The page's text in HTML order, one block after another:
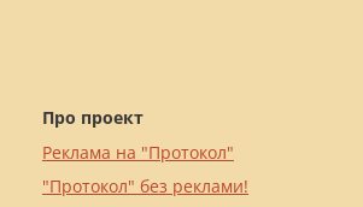
Про проект
Реклама на "Протокол"
"Протокол" без реклами!